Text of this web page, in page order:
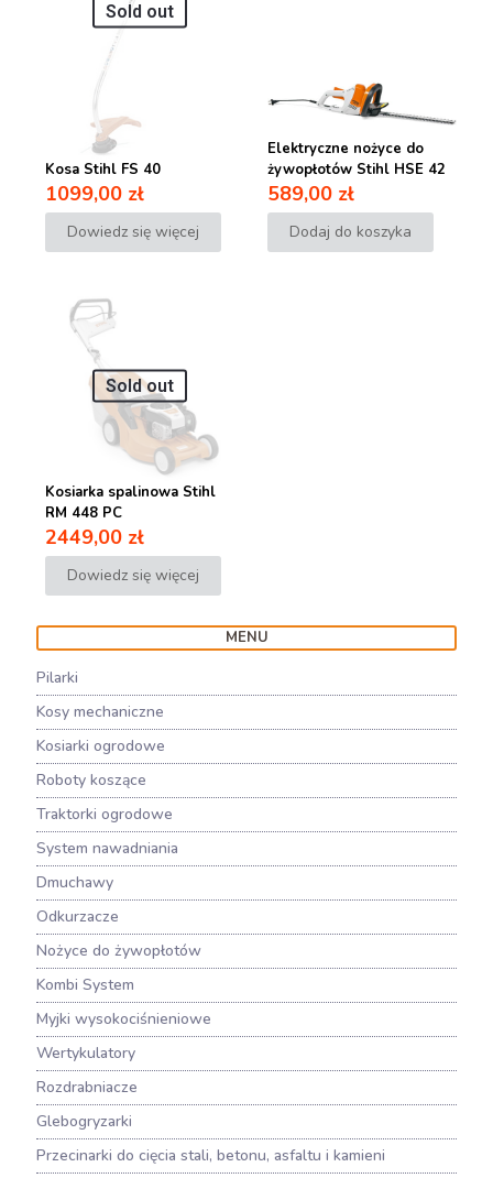
MENU
Pilarki
Kosy mechaniczne
Kosiarki ogrodowe
Roboty koszące
Traktorki ogrodowe
System nawadniania
Dmuchawy
Odkurzacze
Nożyce do żywopłotów
Kombi System
Myjki wysokociśnieniowe
Wertykulatory
Rozdrabniacze
Glebogryzarki
Przecinarki do cięcia stali, betonu, asfaltu i kamieni
Sold out
Kosa Stihl FS 40
1099,00 zł
Dowiedz się więcej
Elektryczne nożyce do
żywopłotów Stihl HSE 42
589,00 zł
Dodaj do koszyka
Sold out
Kosiarka spalinowa Stihl
RM 448 PC
2449,00 zł
Dowiedz się więcej